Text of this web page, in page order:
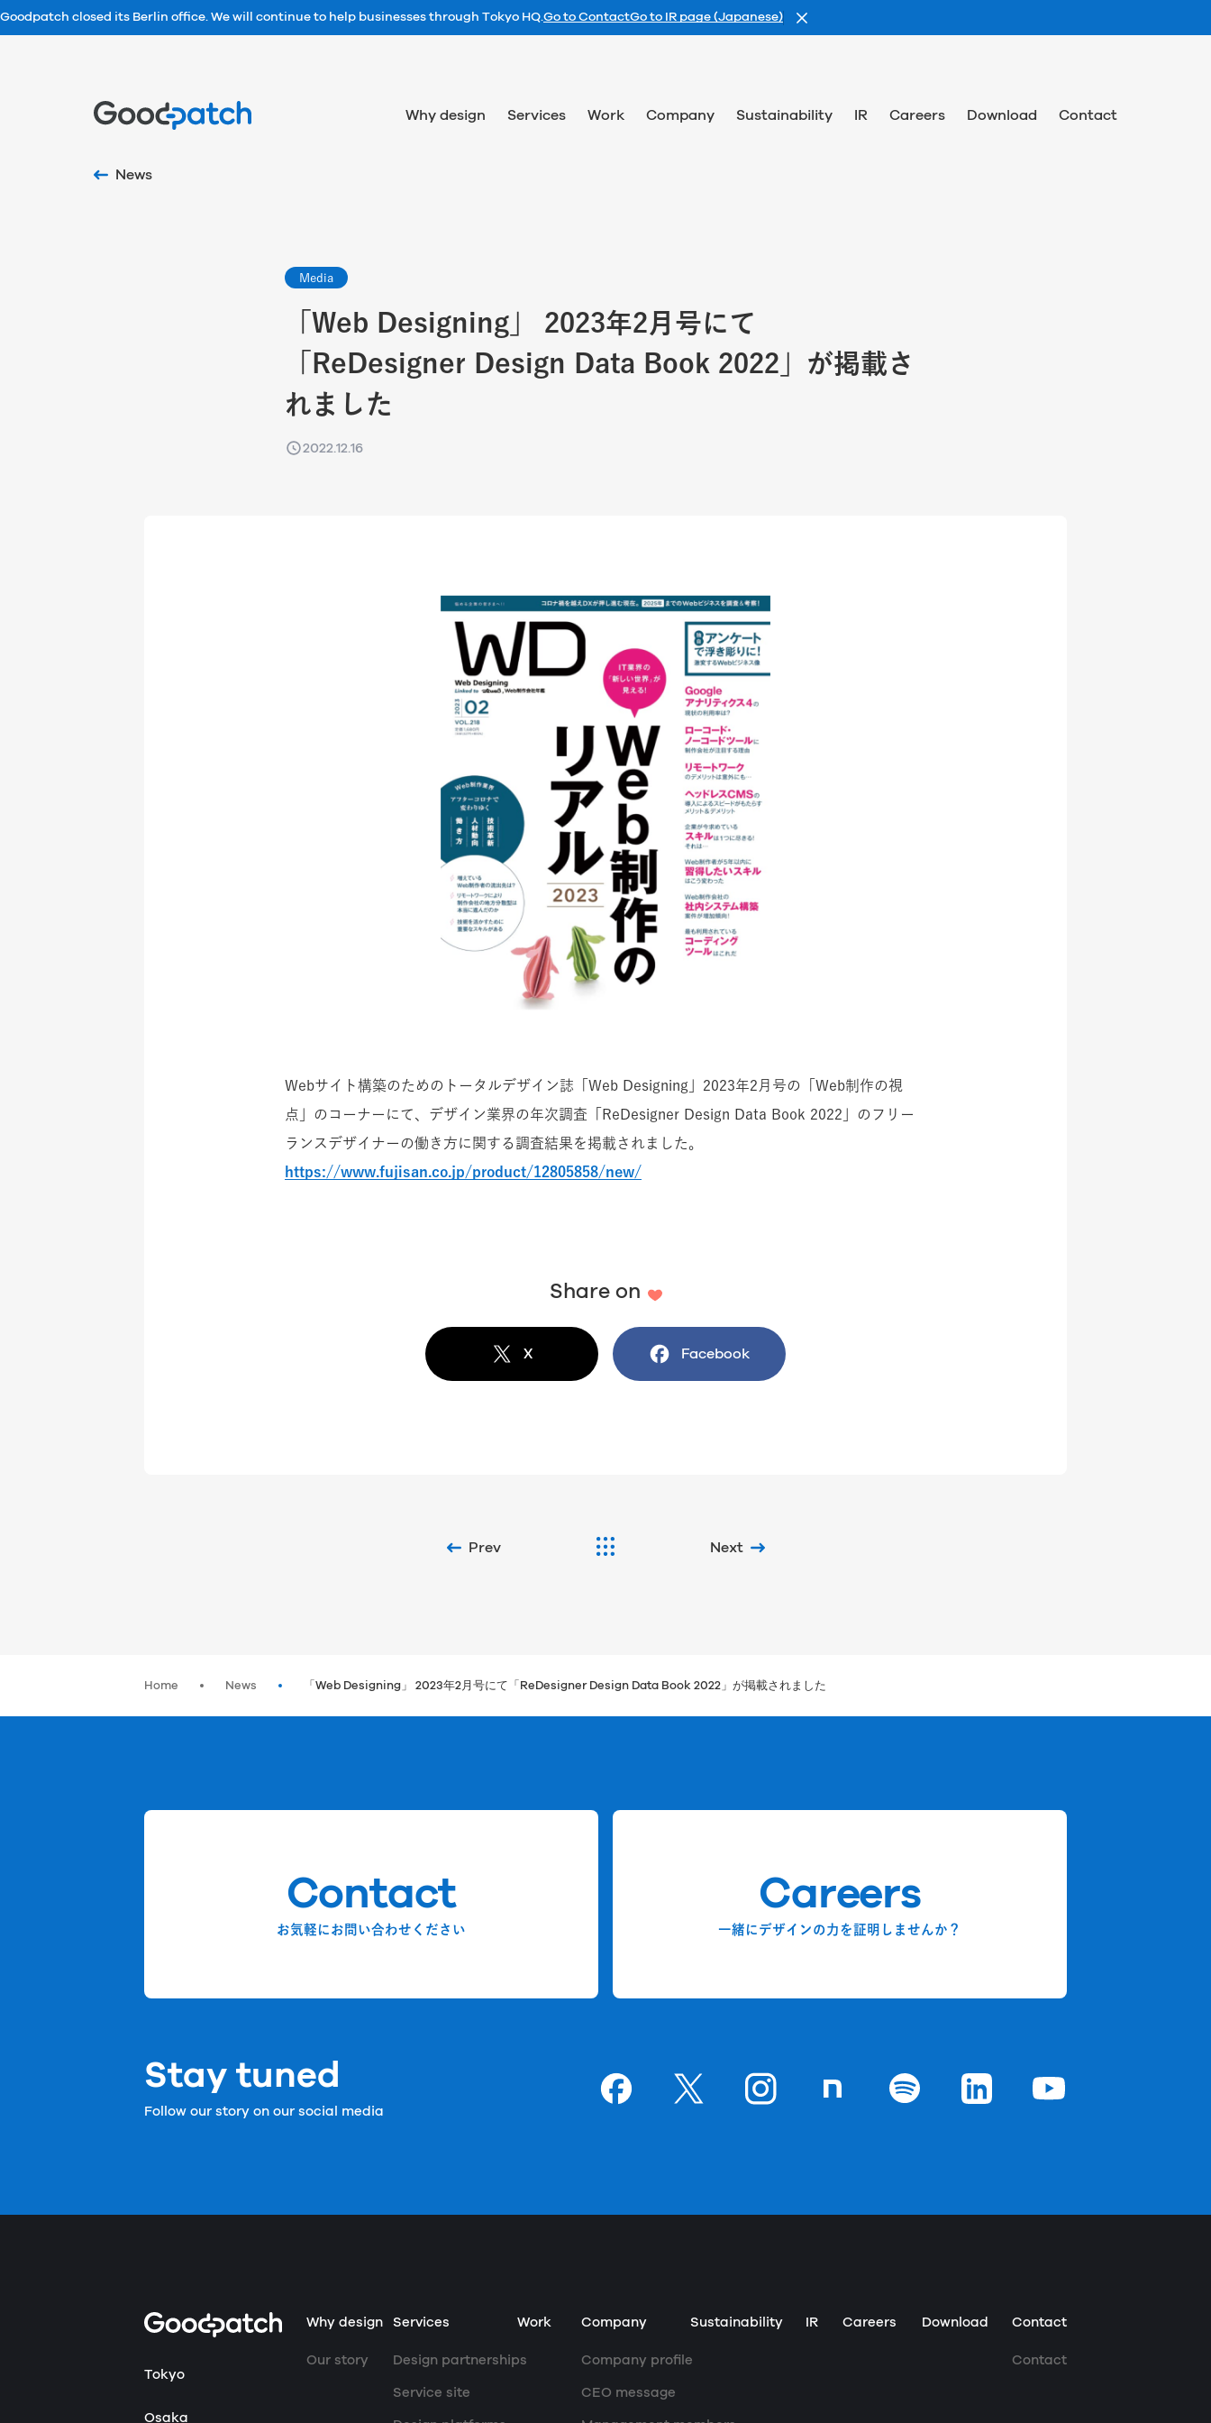
Goodpatch closed its Berlin office. We will continue to help businesses through Tokyo HQ.Go to ContactGo to IR page (Japanese)
Why design Services Work Company Sustainability IR Careers Download Contact
News
Media
「Web Designing」 2023年2月号にて
「ReDesigner Design Data Book 2022」が掲載さ
れました
2022.12.16
Webサイト構築のためのトータルデザイン誌「Web Designing」2023年2月号の「Web制作の視
点」のコーナーにて、デザイン業界の年次調査「ReDesigner Design Data Book 2022」のフリー
ランスデザイナーの働き方に関する調査結果を掲載されました。
https://www.fujisan.co.jp/product/12805858/new/
Share on
X Facebook でシェア
Prev Next
Home News 「Web Designing」 2023年2月号にて「ReDesigner Design Data Book 2022」が掲載されました
Contact
お気軽にお問い合わせください
Careers
一緒にデザインの力を証明しませんか？
Stay tuned
Follow our story on our social media
GoodpatchのGoodpatchの
ページGoodpatchのGoodpatchの
ページGoodpatchのGoodpatchの
ページGoodpatchの
HomeWhy design
Our story
Services
Design partnerships
Service site
Work Company
Company profile
CEO message
Sustainability IR Careers Download Contact
Contact
Tokyo
Osaka